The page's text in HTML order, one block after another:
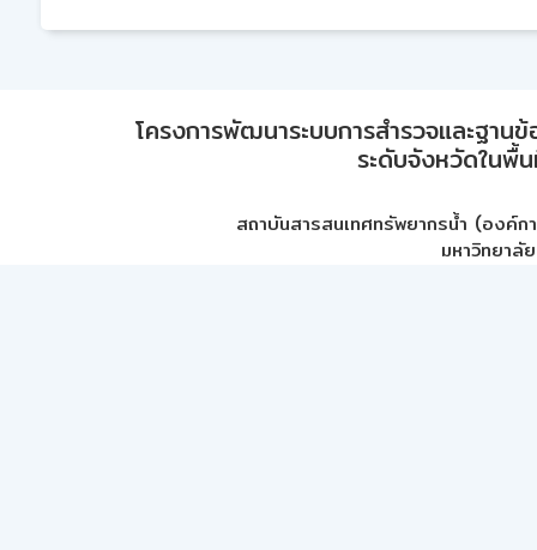
โครงการพัฒนาระบบการสำรวจและฐา
ระดับจังหวัดในพื้
สถาบันสารสนเทศทรัพยากรน้ำ (องค์ก
มหาวิทยาลั